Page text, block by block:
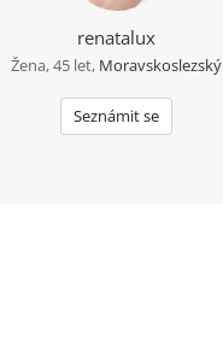
renatalux
Žena, 45 let, Moravskoslezský
Seznámit se